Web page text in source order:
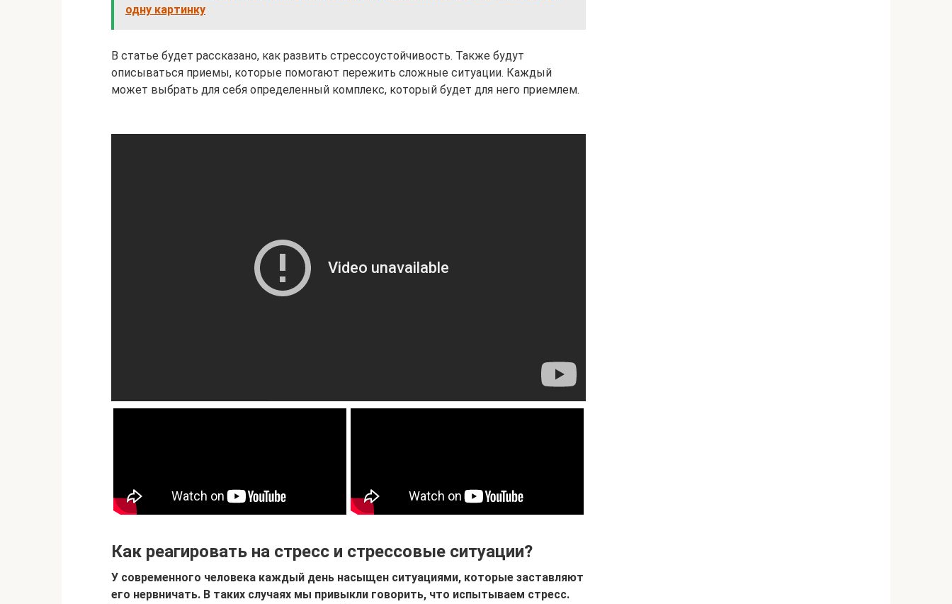
одну картинку
В статье будет рассказано, как развить стрессоустойчивость. Также будут
описываться приемы, которые помогают пережить сложные ситуации. Каждый
может выбрать для себя определенный комплекс, который будет для него приемлем.
Как реагировать на стресс и стрессовые ситуации?
У современного человека каждый день насыщен ситуациями, которые заставляют
его нервничать. В таких случаях мы привыкли говорить, что испытываем стресс.